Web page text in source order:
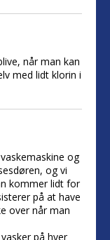
når man kan
med lidt klorin i
og
og vi
kommer lidt for
på at have
over når man
på hver